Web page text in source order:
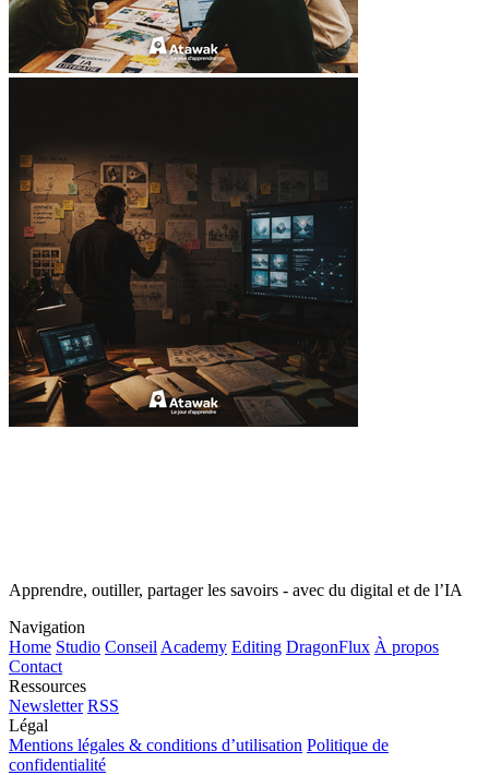
Apprendre, outiller, partager les savoirs - avec du digital et de l’IA
Navigation
Home Studio Conseil Academy Editing DragonFlux À propos
Contact
Ressources
Newsletter RSS
Légal
Mentions légales & conditions d’utilisation Politique de
confidentialité